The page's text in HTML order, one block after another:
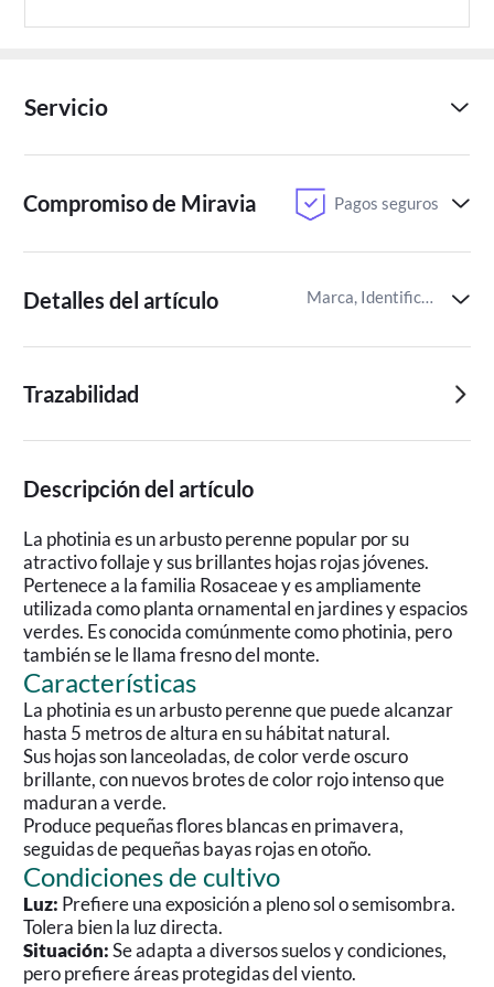
Servicio
Compromiso de Miravia Pagos seguros
Detalles del artículo Marca, Identificador del artículo de Miravia
Trazabilidad
Descripción del artículo
La photinia es un arbusto perenne popular por su
atractivo follaje y sus brillantes hojas rojas jóvenes.
Pertenece a la familia Rosaceae y es ampliamente
utilizada como planta ornamental en jardines y espacios
verdes. Es conocida comúnmente como photinia, pero
también se le llama fresno del monte.
Características
La photinia es un arbusto perenne que puede alcanzar
hasta 5 metros de altura en su hábitat natural.
Sus hojas son lanceoladas, de color verde oscuro
brillante, con nuevos brotes de color rojo intenso que
maduran a verde.
Produce pequeñas flores blancas en primavera,
seguidas de pequeñas bayas rojas en otoño.
Condiciones de cultivo
Luz: Prefiere una exposición a pleno sol o semisombra.
Tolera bien la luz directa.
Situación:Se adapta a diversos suelos y condiciones,
pero prefiere áreas protegidas del viento.